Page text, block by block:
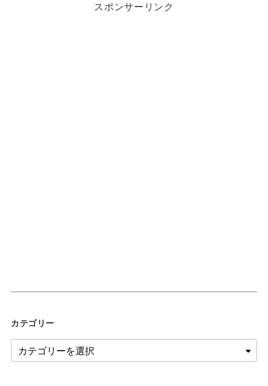
スポンサーリンク
カテゴリー